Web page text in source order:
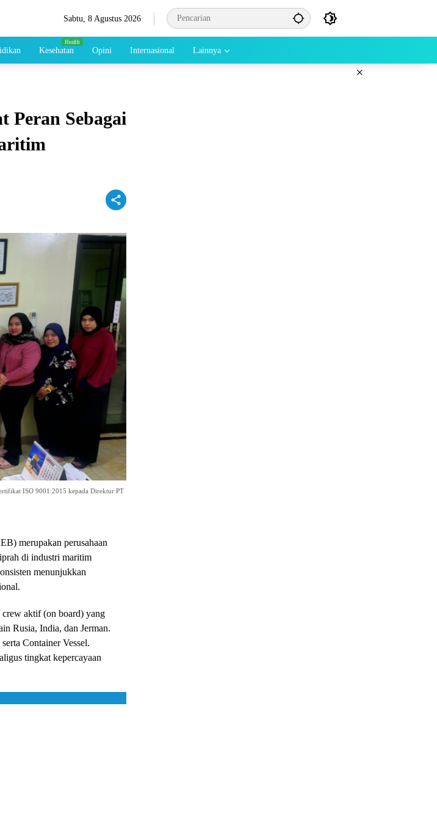
Sabtu, 8 Agustus 2026
Kesehatan Opini Internasional Lainnya
×
Peran Sebagai
ISO 9001:2015 kepada Direktur PT
merupakan perusahaan
di industri maritim
menunjukkan
aktif (on board) yang
Rusia, India, dan Jerman.
Container Vessel.
tingkat kepercayaan